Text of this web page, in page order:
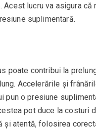
lucru va asigura că
suplimentară.
poate contribui la
Accelerările și
pun o presiune
pot duce la costuri
și atentă, folosirea